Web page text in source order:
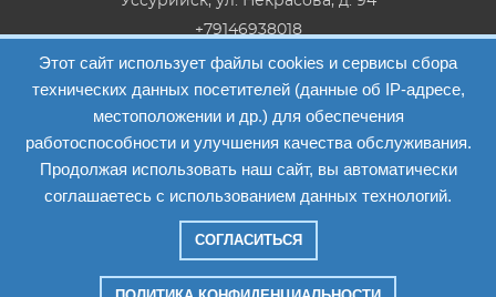
Этот сайт использует файлы cookies и сервисы сбора
технических данных посетителей (данные об IP-адресе,
местоположении и др.) для обеспечения
работоспособности и улучшения качества обслуживания.
Продолжая использовать наш сайт, вы автоматически
соглашаетесь с использованием данных технологий.
СОГЛАСИТЬСЯ
+79146938018
8(4234) 333-147, 8(4234) 333-818,8(4234) 38-40-20,8(4234)